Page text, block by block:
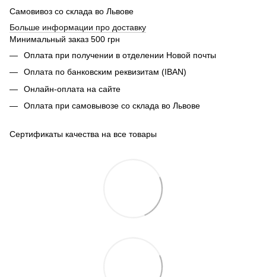
Самовивоз со склада во Львове
Больше информации про доставку
Минимальный заказ 500 грн
Оплата при получении в отделении Новой почты
Оплата по банковским реквизитам (IBAN)
Онлайн-оплата на сайте
Оплата при самовывозе со склада во Львове
Сертификаты качества на все товары